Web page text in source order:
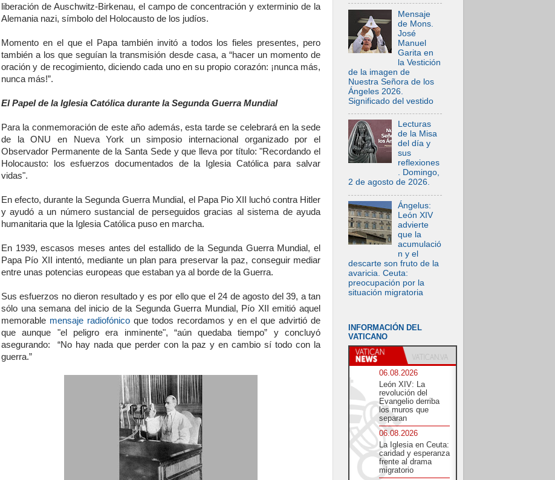
liberación de Auschwitz-Birkenau, el campo de concentración y exterminio de la
Alemania nazi, símbolo del Holocausto de los judíos.
Momento en el que el Papa también invitó a todos los fieles presentes, pero
también a los que seguían la transmisión desde casa, a “hacer un momento de
oración y de recogimiento, diciendo cada uno en su propio corazón: ¡nunca más,
nunca más!”.
El Papel de la Iglesia Católica durante la Segunda Guerra Mundial
Para la conmemoración de este año además, esta tarde se celebrará en la sede
de la ONU en Nueva York un simposio internacional organizado por el
Observador Permanente de la Santa Sede y que lleva por título: "Recordando el
Holocausto: los esfuerzos documentados de la Iglesia Católica para salvar
vidas".
En efecto, durante la Segunda Guerra Mundial, el Papa Pio XII luchó contra Hitler
y ayudó a un número sustancial de perseguidos gracias al sistema de ayuda
humanitaria que la Iglesia Católica puso en marcha.
En 1939, escasos meses antes del estallido de la Segunda Guerra Mundial, el
Papa Pío XII intentó, mediante un plan para preservar la paz, conseguir mediar
entre unas potencias europeas que estaban ya al borde de la Guerra.
Sus esfuerzos no dieron resultado y es por ello que el 24 de agosto del 39, a tan
sólo una semana del inicio de la Segunda Guerra Mundial, Pío XII emitió aquel
memorable mensaje radiofónico que todos recordamos y en el que advirtió de
que aunque "el peligro era inminente", “aún quedaba tiempo” y concluyó
asegurando: “No hay nada que perder con la paz y en cambio sí todo con la
guerra.”
Mensaje
de Mons.
José
Manuel
Garita en
la Vestición
de la imagen de
Nuestra Señora de los
Ángeles 2026.
Significado del vestido
Lecturas
de la Misa
del día y
sus
reflexiones
. Domingo,
2 de agosto de 2026.
Ángelus:
León XIV
advierte
que la
acumulació
n y el
descarte son fruto de la
avaricia. Ceuta:
preocupación por la
situación migratoria
INFORMACIÓN DEL
VATICANO
06.08.2026
León XIV: La
revolución del
Evangelio derriba
los muros que
separan
06.08.2026
La Iglesia en Ceuta:
caridad y esperanza
frente al drama
migratorio